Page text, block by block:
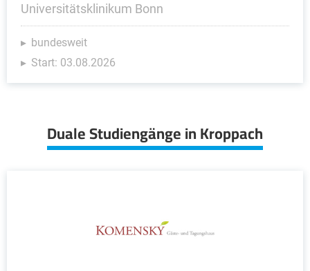
Universitätsklinikum Bonn
bundesweit
Start: 03.08.2026
Duale Studiengänge in Kroppach